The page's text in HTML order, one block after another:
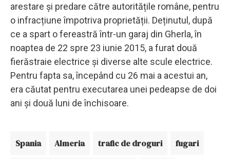
arestare și predare către autoritățile române, pentru
o infracțiune împotriva proprietății. Deținutul, după
ce a spart o fereastră într-un garaj din Gherla, în
noaptea de 22 spre 23 iunie 2015, a furat două
fierăstraie electrice și diverse alte scule electrice.
Pentru fapta sa, începând cu 26 mai a acestui an,
era căutat pentru executarea unei pedeapse de doi
ani și două luni de închisoare.
Spania Almeria trafic de droguri fugari